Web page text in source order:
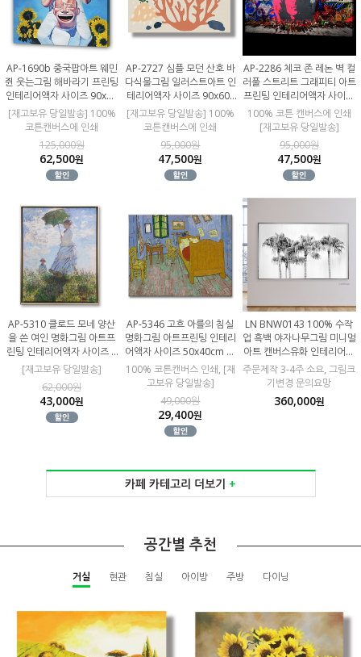
AP-1690b 중국팝아트 웨민
쥔 웃는그림 해바라기 프린팅
인테리어액자 사이즈 90x90
cm 인쇄한 캔버스판넬
[재고보유 당일발송] 100%
코튼캔버스에 인쇄
125,000원
62,500원
AP-2727 심플 모던 산호 바
다식물그림 일러스트아트 인
테리어액자 사이즈 90x60c
m 인쇄한 캔버스판넬
[재고보유 당일발송] 100%
코튼캔버스에 인쇄
95,000원
47,500원
AP-2286 체코 존 레논 벽 컬
러풀 스트리트 그래피티 아트
프린팅 인테리어액자 사이즈
90x60cm 인쇄한 캔버스판
넬
100% 코튼 캔버스에 인쇄
[재고보유 당일발송]
95,000원
47,500원
AP-5310 클로드 모네 양산
을 쓴 여인 명화그림 아트프
린팅 인테리어액자 사이즈 4
0x50cm 100% 코튼캔버스
인쇄 띄움액자프레임 포함
[재고보유 당일발송]
62,000원
43,000원
AP-5346 고흐 아를의 침실
명화그림 아트프린팅 인테리
어액자 사이즈 50x40cm 인
쇄한 캔버스판넬
100% 코튼캔버스 인쇄, [재
고보유 당일발송]
49,000원
29,400원
LN BNW0143 100% 수작
업 흑백 야자나무그림 미니멀
아트 캔버스유화 인테리어액
자 사이즈 90x60cm
주문제작 3-4주 소요, 그림크
기변경 문의요망
360,000원
카페 카테고리 더보기 +
공간별 추천
거실 현관 침실 아이방 주방 다이닝